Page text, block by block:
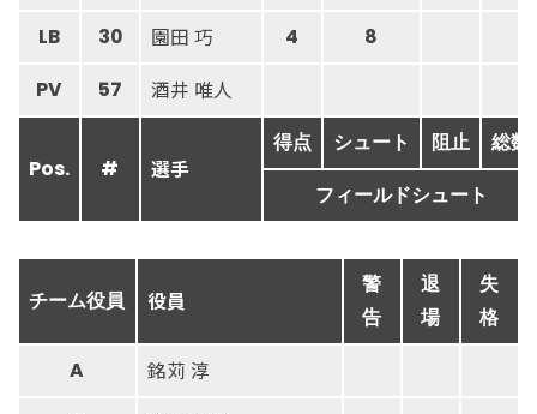
LB 30 園田 巧 4 8
PV 57 酒井 唯人
Pos. # 選手
得点 シュート 阻止 総数
フィールドシュート
チーム役員 役員
警
告
退
場
失
格
A 銘苅 淳